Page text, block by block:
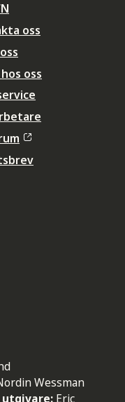
oss
oss
Wessman
Eric